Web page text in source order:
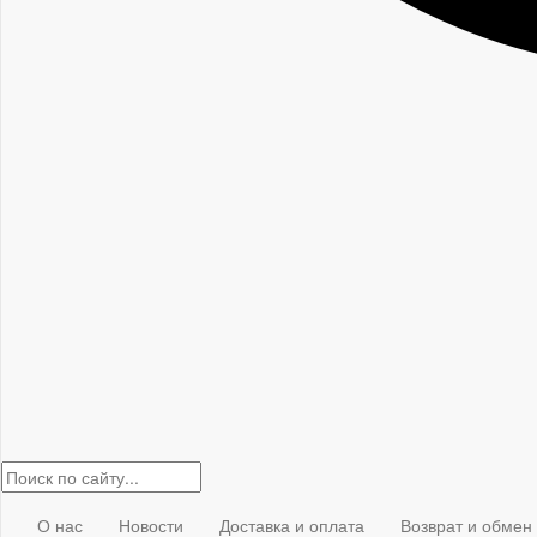
О нас Новости Доставка и оплата Возврат и обмен